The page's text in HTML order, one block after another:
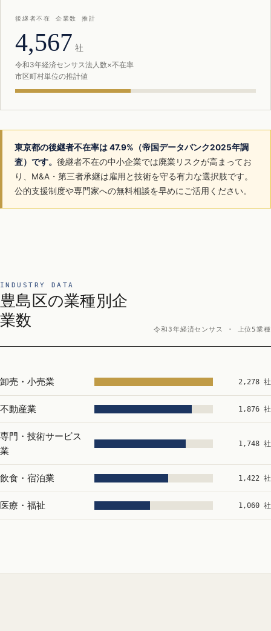
後継者不在 企業数 推計
4,567 社
令和3年経済センサス法人数×不在率
市区町村単位の推計値
東京都の後継者不在率は 47.9%（帝国データバンク2025年調
査）です。 後継者不在の中小企業では廃業リスクが高まってお
り、M&A・第三者承継は雇用と技術を守る有力な選択肢です。
公的支援制度や専門家への無料相談を早めにご活用ください。
INDUSTRY DATA
豊島区の業種別企
業数
令和3年経済センサス · 上位5業種
卸売・小売業 2,278 社
不動産業 1,876 社
専門・技術サービス
業
1,748 社
飲食・宿泊業 1,422 社
医療・福祉 1,060 社